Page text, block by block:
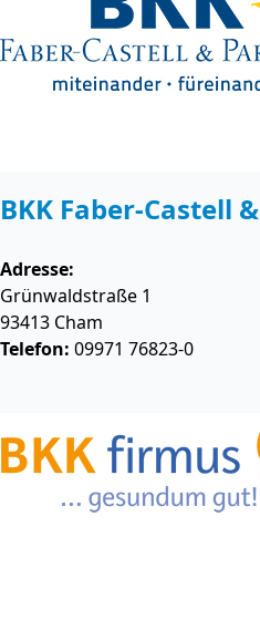
BKK Faber-Castell
Adresse:
Grünwaldstraße 1
93413 Cham
Telefon: 09971 76823-0